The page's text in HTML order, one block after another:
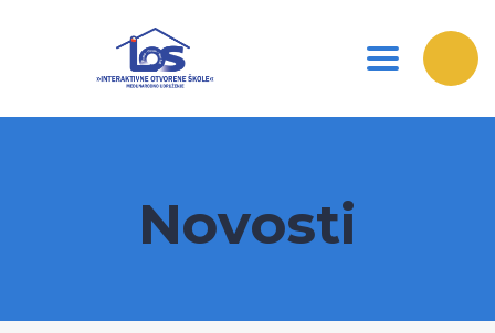
Toggle
Novosti